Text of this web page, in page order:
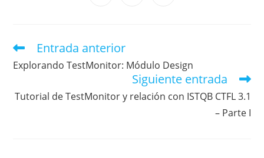
Entrada anterior
Explorando TestMonitor: Módulo Design
Siguiente entrada
Tutorial de TestMonitor y relación con ISTQB CTFL 3.1
– Parte I